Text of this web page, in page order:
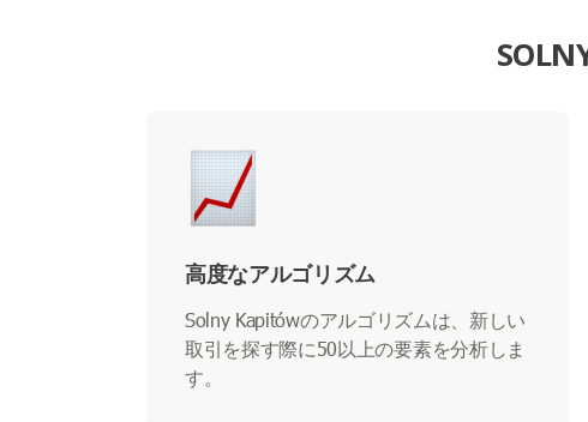
高度なアルゴリズム
Solny Kapitówのアルゴリズムは、新しい
取引を探す際に50以上の要素を分析しま
す。